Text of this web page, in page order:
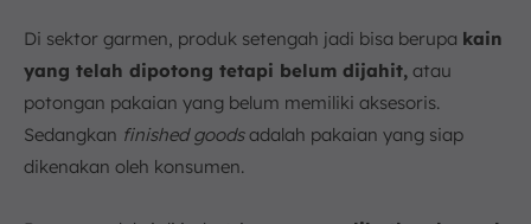
Di sektor garmen, produk setengah jadi bisa berupa kain
yang telah dipotong tetapi belum dijahit, atau
potongan pakaian yang belum memiliki aksesoris.
Sedangkan finished goodsadalah pakaian yang siap
dikenakan oleh konsumen.